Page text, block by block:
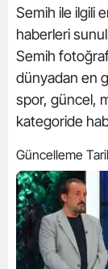
Semih ile ilgili
haberleri
Semih
dünyadan en
spor, güncel,
kategoride
Güncelleme